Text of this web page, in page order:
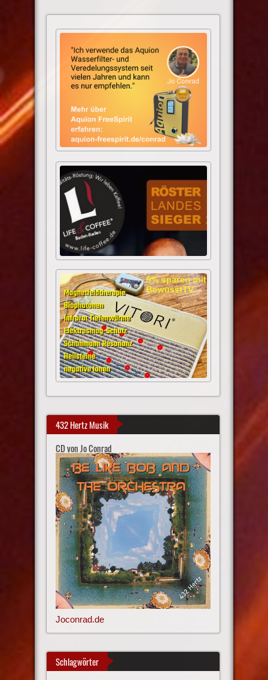
432 Hertz Musik
CD von Jo Conrad
Joconrad.de
Schlagwörter